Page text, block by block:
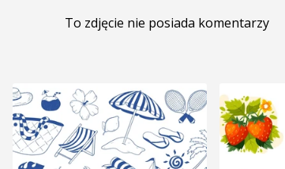
To zdjęcie nie posiada komentarzy